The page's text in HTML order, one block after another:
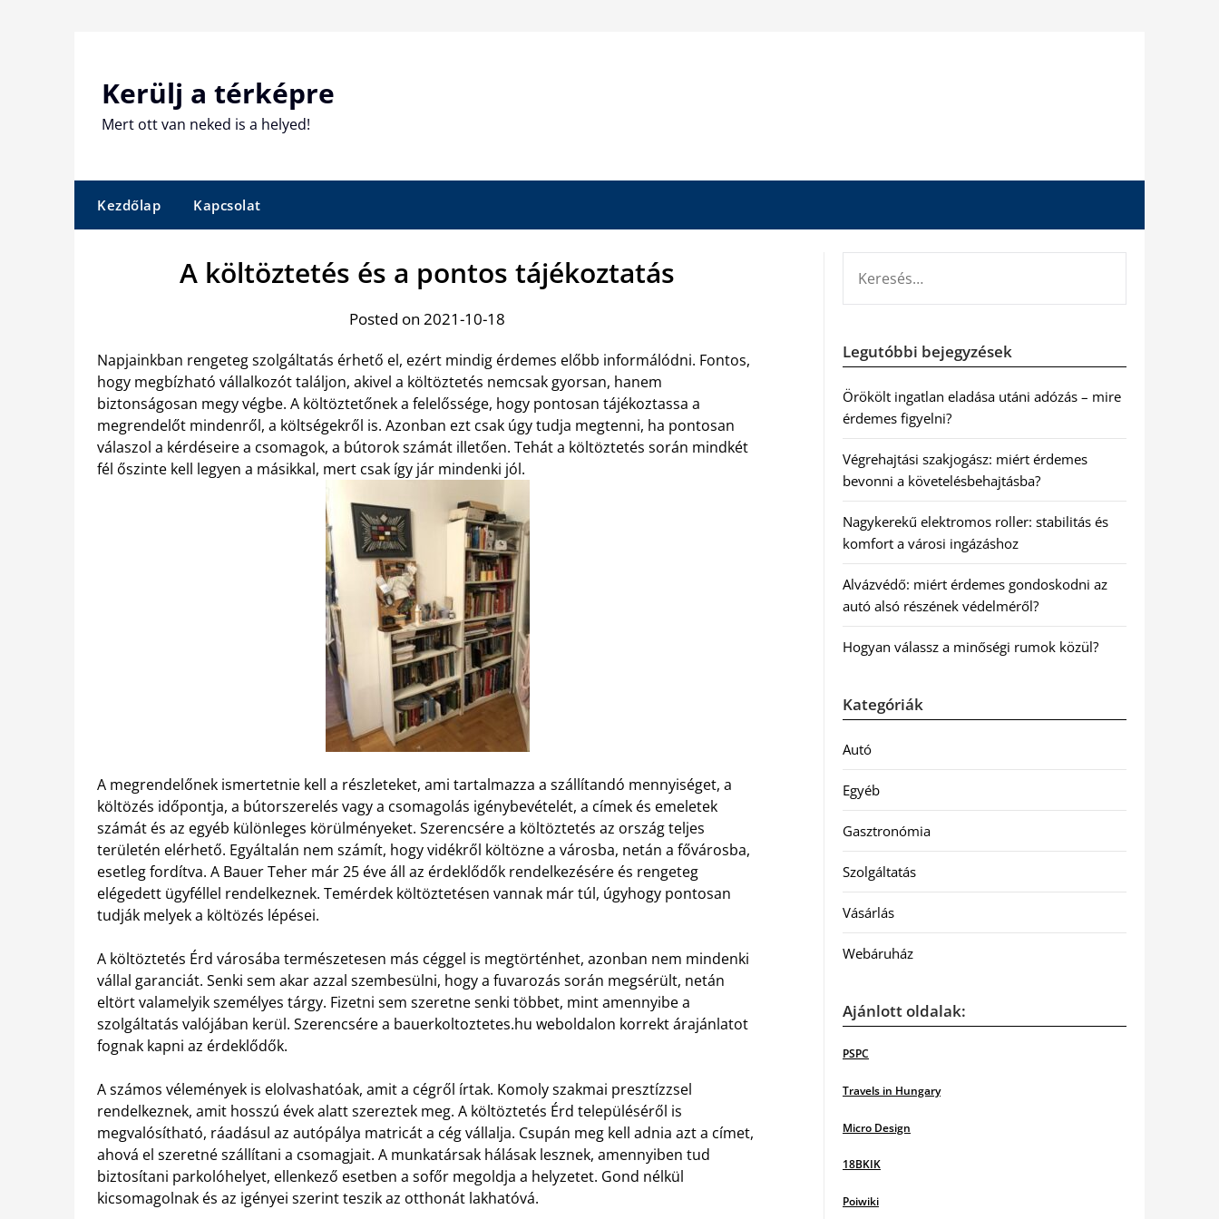
Kerülj a térképre
Mert ott van neked is a helyed!
Kezdőlap Kapcsolat
A költöztetés és a pontos tájékoztatás
Posted on 2021-10-18
Napjainkban rengeteg szolgáltatás érhető el, ezért mindig érdemes előbb informálódni. Fontos,
hogy megbízható vállalkozót találjon, akivel a költöztetés nemcsak gyorsan, hanem
biztonságosan megy végbe. A költöztetőnek a felelőssége, hogy pontosan tájékoztassa a
megrendelőt mindenről, a költségekről is. Azonban ezt csak úgy tudja megtenni, ha pontosan
válaszol a kérdéseire a csomagok, a bútorok számát illetően. Tehát a költöztetés során mindkét
fél őszinte kell legyen a másikkal, mert csak így jár mindenki jól.
A megrendelőnek ismertetnie kell a részleteket, ami tartalmazza a szállítandó mennyiséget, a
költözés időpontja, a bútorszerelés vagy a csomagolás igénybevételét, a címek és emeletek
számát és az egyéb különleges körülményeket. Szerencsére a költöztetés az ország teljes
területén elérhető. Egyáltalán nem számít, hogy vidékről költözne a városba, netán a fővárosba,
esetleg fordítva. A Bauer Teher már 25 éve áll az érdeklődők rendelkezésére és rengeteg
elégedett ügyféllel rendelkeznek. Temérdek költöztetésen vannak már túl, úgyhogy pontosan
tudják melyek a költözés lépései.
A költöztetés Érd városába természetesen más céggel is megtörténhet, azonban nem mindenki
vállal garanciát. Senki sem akar azzal szembesülni, hogy a fuvarozás során megsérült, netán
eltört valamelyik személyes tárgy. Fizetni sem szeretne senki többet, mint amennyibe a
szolgáltatás valójában kerül. Szerencsére a bauerkoltoztetes.hu weboldalon korrekt árajánlatot
fognak kapni az érdeklődők.
A számos vélemények is elolvashatóak, amit a cégről írtak. Komoly szakmai presztízzsel
rendelkeznek, amit hosszú évek alatt szereztek meg. A költöztetés Érd településéről is
megvalósítható, ráadásul az autópálya matricát a cég vállalja. Csupán meg kell adnia azt a címet,
ahová el szeretné szállítani a csomagjait. A munkatársak hálásak lesznek, amennyiben tud
biztosítani parkolóhelyet, ellenkező esetben a sofőr megoldja a helyzetet. Gond nélkül
kicsomagolnak és az igényei szerint teszik az otthonát lakhatóvá.
Legutóbbi bejegyzések
Örökölt ingatlan eladása utáni adózás – mire
érdemes figyelni?
Végrehajtási szakjogász: miért érdemes
bevonni a követelésbehajtásba?
Nagykerekű elektromos roller: stabilitás és
komfort a városi ingázáshoz
Alvázvédő: miért érdemes gondoskodni az
autó alsó részének védelméről?
Hogyan válassz a minőségi rumok közül?
Kategóriák
Autó
Egyéb
Gasztronómia
Szolgáltatás
Vásárlás
Webáruház
Ajánlott oldalak:
PSPC
Travels in Hungary
Micro Design
18BKIK
Poiwiki